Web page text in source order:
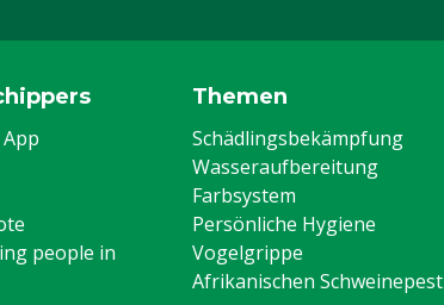
people in
Themen
Schädlingsbekämpfung
Wasseraufbereitung
Farbsystem
Persönliche Hygiene
Vogelgrippe
Afrikanischen Schweinepest